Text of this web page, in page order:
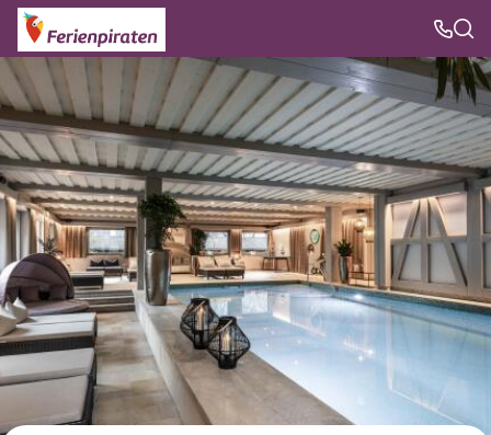
Auf der Karte anzeigen